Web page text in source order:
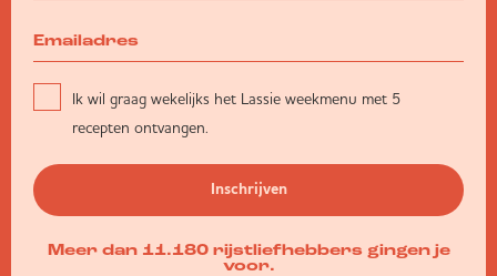
Ik wil graag wekelijks het Lassie weekmenu met 5
recepten ontvangen.
Inschrijven
Meer dan 11.180 rijstliefhebbers gingen je
voor.